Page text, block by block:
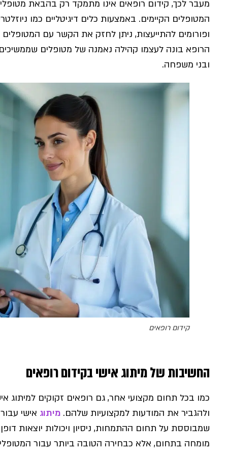
מעבר לכך, קידום רופאים אינו מתמקד רק בהבאת
המטופלים הקיימים. באמצעות כלים דיגיטליים כמו
ופורומים להתייעצות, ניתן לחזק את הקשר עם
הרופא בונה לעצמו קהילה נאמנה של מטופלים
ובני משפחה.
קידום רופאים
החשיבות של מיתוג אישי בקידום רופאים
כמו בכל תחום מקצועי אחר, גם רופאים זקוקים
ולהגביר את המודעות למקצועיות שלהם. מיתוג אישי
שמבוססת על תחום ההתמחות, ניסיון ויכולות יוצאות
מומחה בתחום, אלא כבחירה הטובה ביותר עבור